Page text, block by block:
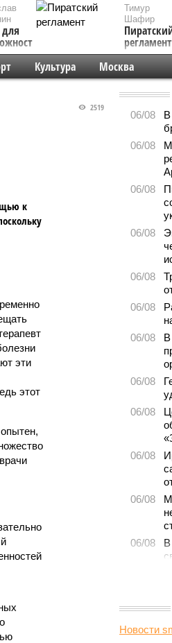
Тимур
Шафир
регламент
Культура Москва
2519
к
эти
этот
06/08
В
06/08
06/08
06/08
06/08
06/08
06/08
06/08
06/08
06/08
06/08
06/08
В
06/08
Новости